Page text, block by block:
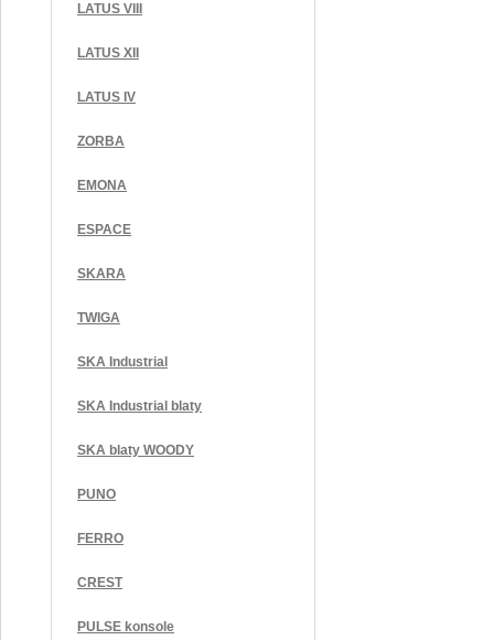
LATUS VIII
LATUS XII
LATUS IV
ZORBA
EMONA
ESPACE
SKARA
TWIGA
SKA Industrial
SKA Industrial blaty
SKA blaty WOODY
PUNO
FERRO
CREST
PULSE konsole